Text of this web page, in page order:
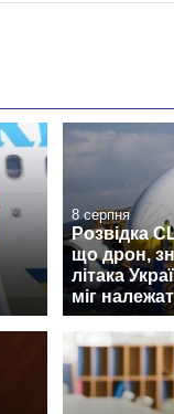
8 серпня
Розвідка
що дрон,
літака
міг